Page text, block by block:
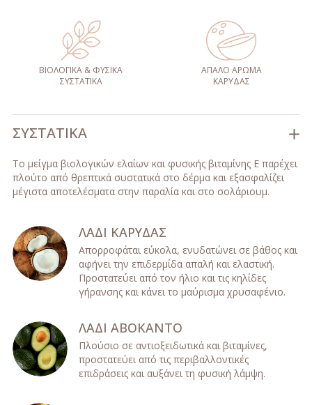
ΒΙΟΛΟΓΙΚΑ & ΦΥΣΙΚΑ
ΣΥΣΤΑΤΙΚΑ
ΑΠΑΛΟ ΑΡΩΜΑ
ΚΑΡΥΔΑΣ
ΣΥΣΤΑΤΙΚΆ
To μείγμα βιολογικών ελαίων και φυσικής βιταμίνης Ε παρέχει
πλούτο από θρεπτικά συστατικά στο δέρμα και εξασφαλίζει
μέγιστα αποτελέσματα στην παραλία και στο σολάριουμ.
ΛΑΔΙ ΚΑΡΥΔΑΣ
Απορροφάται εύκολα, ενυδατώνει σε βάθος και
αφήνει την επιδερμίδα απαλή και ελαστική.
Προστατεύει από τον ήλιο και τις κηλίδες
γήρανσης και κάνει το μαύρισμα χρυσαφένιο.
ΛΑΔΙ ΑΒΟΚΑΝΤΟ
Πλούσιο σε αντιοξειδωτικά και βιταμίνες,
προστατεύει από τις περιβαλλοντικές
επιδράσεις και αυξάνει τη φυσική λάμψη.